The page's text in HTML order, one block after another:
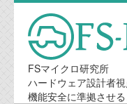
FSマイクロ研究所
ハードウェア設計者
機能安全に準拠させ